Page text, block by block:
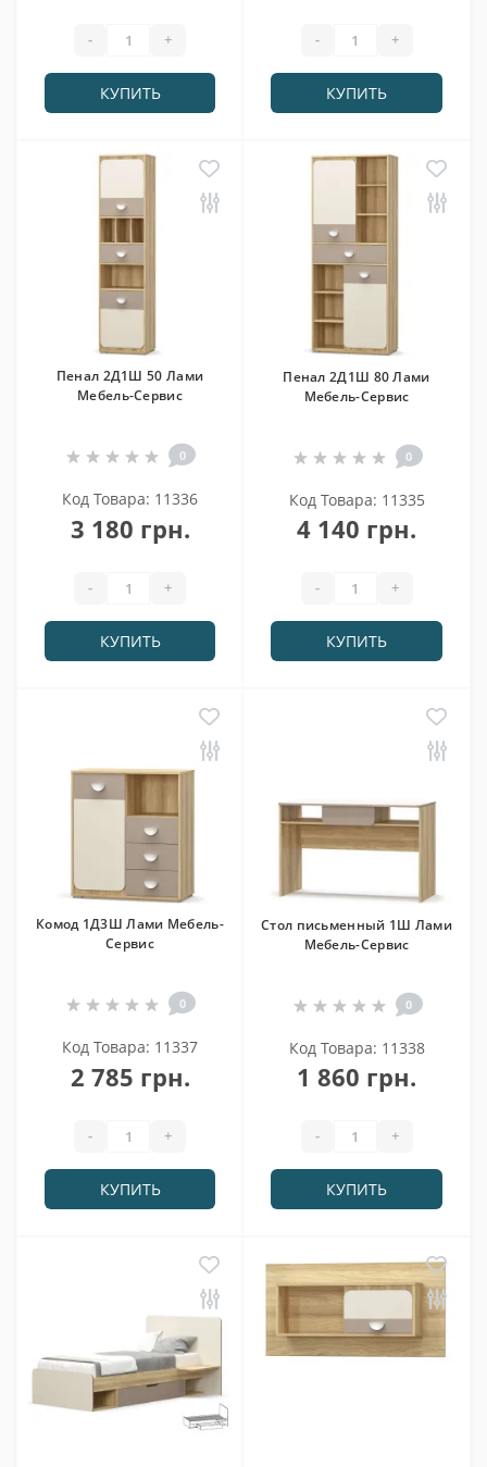
- +
КУПИТЬ
- +
КУПИТЬ
Пенал 2Д1Ш 50 Лами
Мебель-Сервис
0
Код Товара: 11336
3 180 грн.
- +
КУПИТЬ
Пенал 2Д1Ш 80 Лами
Мебель-Сервис
0
Код Товара: 11335
4 140 грн.
- +
КУПИТЬ
Комод 1Д3Ш Лами Мебель-
Сервис
0
Код Товара: 11337
2 785 грн.
- +
КУПИТЬ
Стол письменный 1Ш Лами
Мебель-Сервис
0
Код Товара: 11338
1 860 грн.
- +
КУПИТЬ